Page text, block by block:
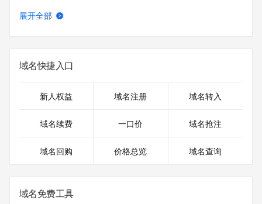
展开全部
域名快捷入口
新人权益 域名注册 域名转入
域名续费 一口价 域名抢注
域名回购 价格总览 域名查询
域名免费工具